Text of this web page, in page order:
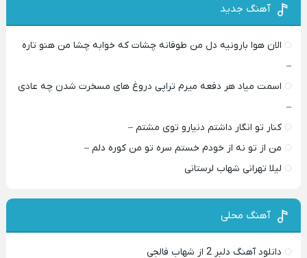
آهنگ جدید
الان هوا بارونیه دل من طوفانه چشات که خوابه چشا من هنو تاره
–
اسمت میاد هر دفعه میرم تراپی دروغ‌ های مسخرت شدن چه عادی
–
کنار تو انگار داشتم دنیارو توی مشتم –
من از تو نه از خودم خستم سره تو من کوره دلم –
لیلا تهرانی شهاب لرستانی
آهنگ محلی
دانلود آهنگ دلبر 2 از شهاب فالجی